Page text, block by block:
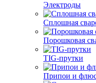
Электроды
Сплошная
Порошковая
TIG-прутки
Припои и